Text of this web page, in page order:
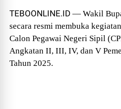
TEBOONLINE.ID — Wakil
secara resmi membuka
Calon Pegawai Negeri Sipil
Angkatan II, III, IV, dan V
Tahun 2025.